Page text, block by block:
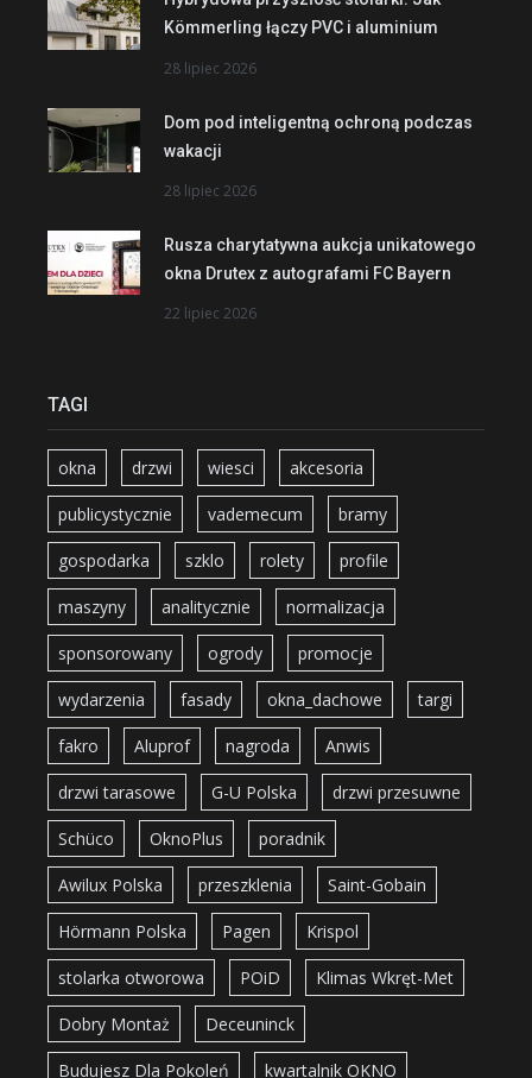
Kömmerling łączy PVC i aluminium
28 lipiec 2026
Dom pod inteligentną ochroną podczas
wakacji
28 lipiec 2026
Rusza charytatywna aukcja unikatowego
okna Drutex z autografami FC Bayern
22 lipiec 2026
TAGI
okna drzwi wiesci akcesoria
publicystycznie vademecum bramy
gospodarka szklo rolety profile
maszyny analitycznie normalizacja
sponsorowany ogrody promocje
wydarzenia fasady okna_dachowe targi
fakro Aluprof nagroda Anwis
drzwi tarasowe G-U Polska drzwi przesuwne
Schüco OknoPlus poradnik
Awilux Polska przeszklenia Saint-Gobain
Hörmann Polska Pagen Krispol
stolarka otworowa POiD Klimas Wkręt-Met
Dobry Montaż Deceuninck
Budujesz Dla Pokoleń kwartalnik OKNO